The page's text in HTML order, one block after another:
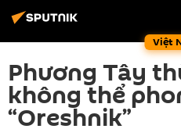
Việt
Phương Tây
không thể
“Oreshnik”